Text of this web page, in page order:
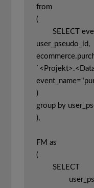
from
(
	SELECT event_timestamp,
user_pseudo_id,
)
group by
),
FM as
(
	SELECT